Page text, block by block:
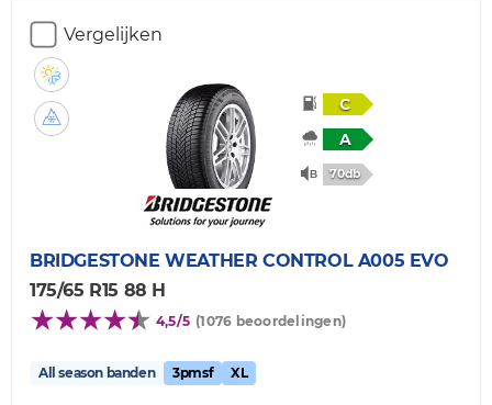
Vergelijken
C
A
70db
BRIDGESTONE WEATHER CONTROL A005 EVO
175/65 R15 88 H
4,5/5 (1076 beoordelingen)
All season banden 3pmsf XL